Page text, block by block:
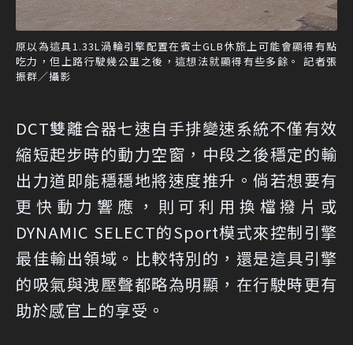
原以為這具1.33L渦輪引擎配置在賓士GLB休旅上可能會顯得有點
吃力，但上路行駛幾公里之後，這想法就顯得有些多餘。 記者張
振群／攝影
DCT雙離合器七速自手排變速系統不僅有效
縮短起步時的動力空窗，中段之後穩定的輸
出力道即能穩穩地將速度推升。倘若想要有
更快動力響應，則可利用換檔撥片或
DYNAMIC SELECT的Sport模式來控制引擎
最佳輸出領域。比較特別的，還是這具引擎
的吸氣與洩壓聲都略為明顯，在行駛時更有
助於感官上的享受。